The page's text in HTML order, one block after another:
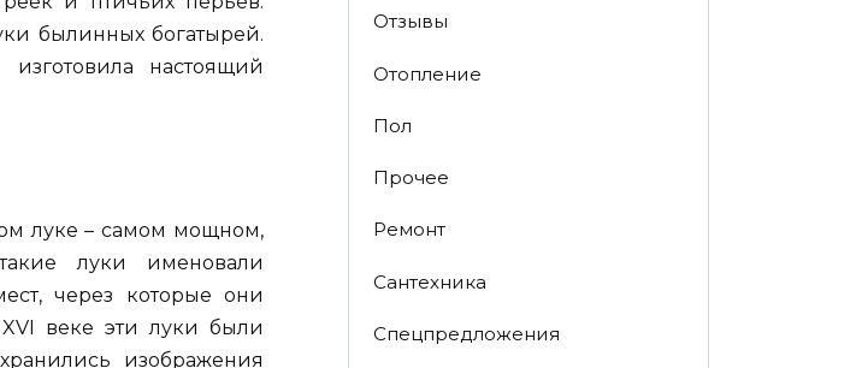
былинных богатырей.
настоящий
луке – самом мощном,
луки именовали
через которые они
веке эти луки были
изображения
Отзывы
Отопление
Пол
Прочее
Ремонт
Сантехника
Спецпредложения